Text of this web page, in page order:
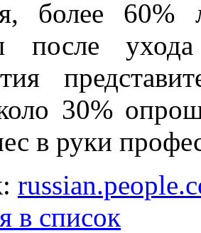
более
после
30%
в руки
в список